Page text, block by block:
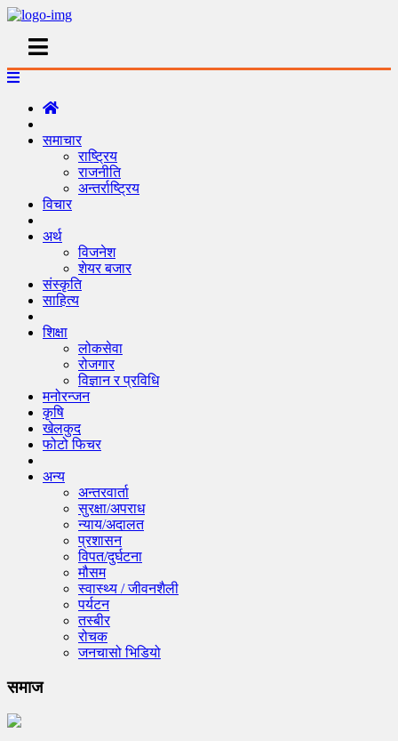
समाचार
राष्ट्रिय
राजनीति
अन्तर्राष्ट्रिय
विचार
अर्थ
विजनेश
शेयर बजार
संस्कृति
साहित्य
शिक्षा
लोकसेवा
रोजगार
विज्ञान र प्रविधि
मनोरन्जन
कृषि
खेलकुद
फोटो फिचर
अन्य
अन्तरवार्ता
सुरक्षा/अपराध
न्याय/अदालत
प्रशासन
विपत/दुर्घटना
मौसम
स्वास्थ्य / जीवनशैली
पर्यटन
तस्बीर
रोचक
जनचासो भिडियो
समाज